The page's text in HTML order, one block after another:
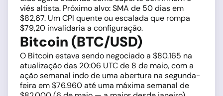
viés altista. Próximo alvo: SMA de 50 dias em
$82,67. Um CPI quente ou escalada que rompa
$79,20 invalidaria a configuração.
Bitcoin (BTC/USD)
O Bitcoin estava sendo negociado a $80.165 na
atualização das 20:06 UTC de 8 de maio, com a
ação semanal indo de uma abertura na segunda-
feira em $76.960 até uma máxima semanal de